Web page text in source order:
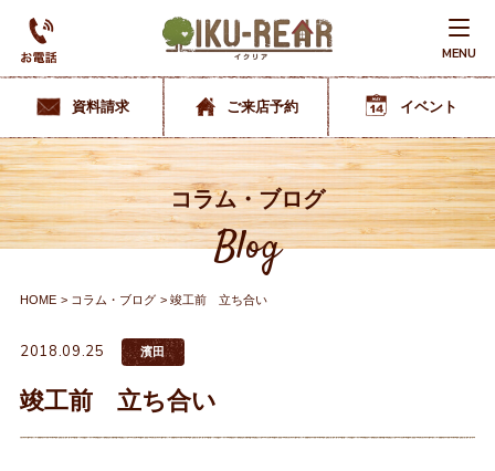
MENU
資料請求 ご来店予約 イベント
コラム・ブログ
Blog
HOME コラム・ブログ 竣工前 立ち合い
2018.09.25 濱田
竣工前 立ち合い